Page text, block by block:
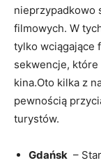
nieprzypadkowo
filmowych. W
tylko wciągające
sekwencje, które
kina.Oto kilka z
pewnością
turystów.
Gdańsk
–